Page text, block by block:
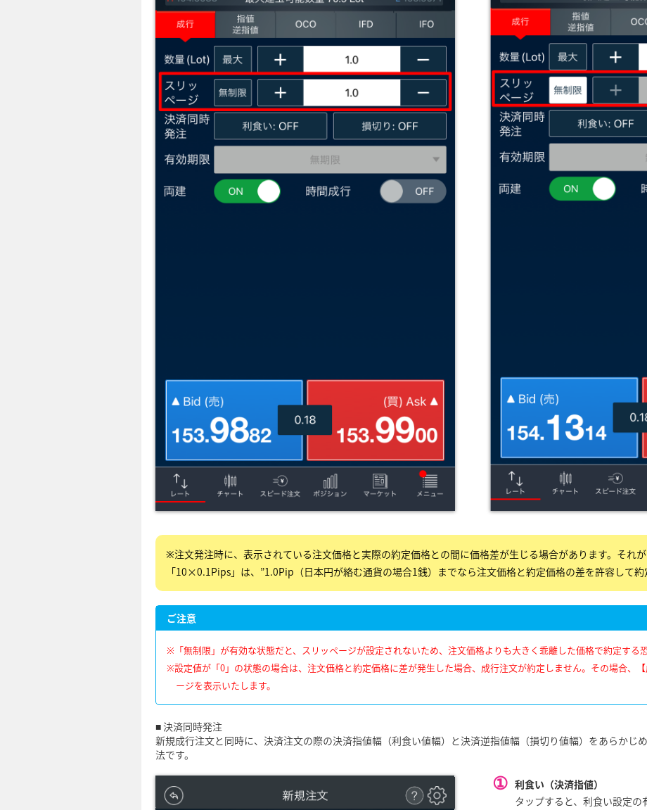
※注文発注時に、表示されている注文価格と実際の約定価格との間に価格差が生じる場合があります。それ
「10×0.1Pips」は、”1.0Pip（日本円が絡む通貨の場合1銭）までなら注文価格と約定価格の差を許容して約
ご注意
※「無制限」が有効な状態だと、スリッページが設定されないため、注文価格よりも大きく乖離した価格で約定する
※設定値が「0」の状態の場合は、注⽂価格と約定価格に差が発生した場合、成行注文が約定しません。その場合、
ージを表示いたします。
■ 決済同時発注
新規成行注文と同時に、決済注文の際の決済指値幅（利食い値幅）と決済逆指値幅（損切り値幅）をあらかじ
法です。
① 利食い（決済指値）
タップすると、利食い設定の